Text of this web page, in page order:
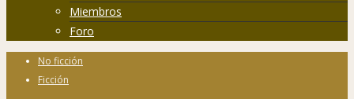
Miembros
Foro
No ficción
Ficción